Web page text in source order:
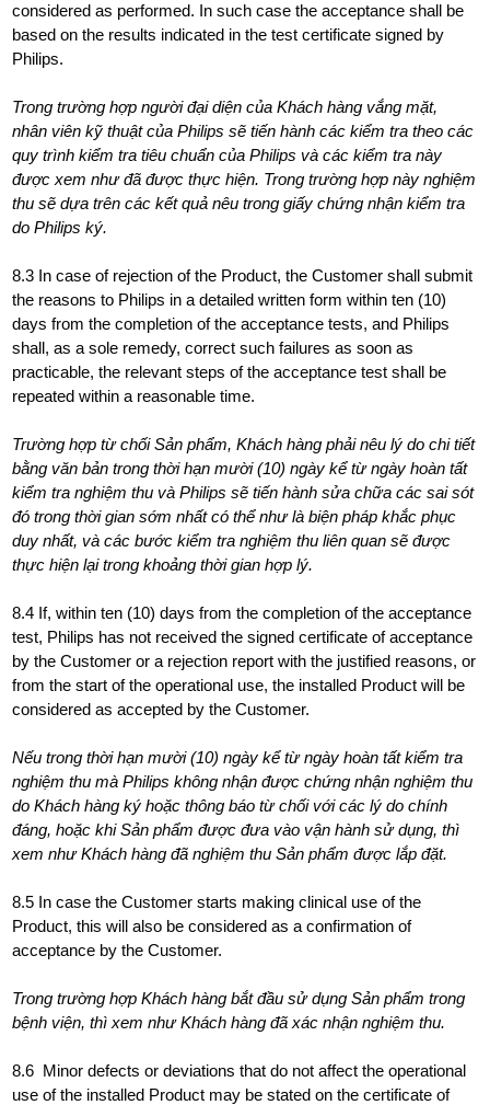
considered as performed. In such case the acceptance shall be
based on the results indicated in the test certificate signed by
Philips.
Trong trường hợp người đại diện của Khách hàng vắng mặt,
nhân viên kỹ thuật của Philips sẽ tiến hành các kiểm tra theo các
quy trình kiểm tra tiêu chuẩn của Philips và các kiểm tra này
được xem như đã được thực hiện. Trong trường hợp này nghiệm
thu sẽ dựa trên các kết quả nêu trong giấy chứng nhận kiểm tra
do Philips ký.
8.3 In case of rejection of the Product, the Customer shall submit
the reasons to Philips in a detailed written form within ten (10)
days from the completion of the acceptance tests, and Philips
shall, as a sole remedy, correct such failures as soon as
practicable, the relevant steps of the acceptance test shall be
repeated within a reasonable time.
Trường hợp từ chối Sản phẩm, Khách hàng phải nêu lý do chi tiết
bằng văn bản trong thời hạn mười (10) ngày kể từ ngày hoàn tất
kiểm tra nghiệm thu và Philips sẽ tiến hành sửa chữa các sai sót
đó trong thời gian sớm nhất có thể như là biện pháp khắc phục
duy nhất, và các bước kiểm tra nghiệm thu liên quan sẽ được
thực hiện lại trong khoảng thời gian hợp lý.
8.4 If, within ten (10) days from the completion of the acceptance
test, Philips has not received the signed certificate of acceptance
by the Customer or a rejection report with the justified reasons, or
from the start of the operational use, the installed Product will be
considered as accepted by the Customer.
Nếu trong thời hạn mười (10) ngày kể từ ngày hoàn tất kiểm tra
nghiệm thu mà Philips không nhận được chứng nhận nghiệm thu
do Khách hàng ký hoặc thông báo từ chối với các lý do chính
đáng, hoặc khi Sản phẩm được đưa vào vận hành sử dụng, thì
xem như Khách hàng đã nghiệm thu Sản phẩm được lắp đặt.
8.5 In case the Customer starts making clinical use of the
Product, this will also be considered as a confirmation of
acceptance by the Customer.
Trong trường hợp Khách hàng bắt đầu sử dụng Sản phẩm trong
bệnh viện, thì xem như Khách hàng đã xác nhận nghiệm thu.
8.6 Minor defects or deviations that do not affect the operational
use of the installed Product may be stated on the certificate of